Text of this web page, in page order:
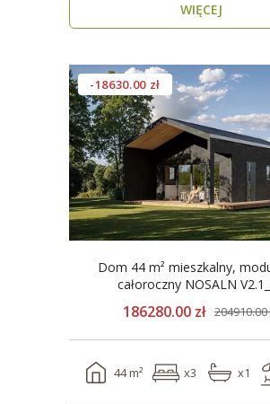
WIĘCEJ
-18630.00 zł
Dom 44 m² mieszkalny,
całoroczny
186280.00 zł 204910.00
44 m² x3 x1